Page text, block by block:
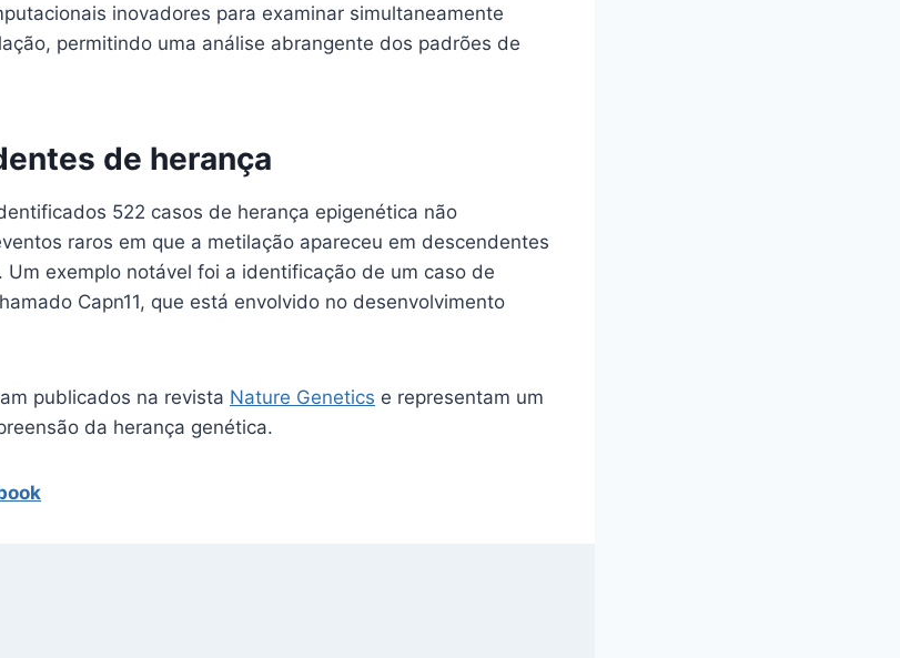
inovadores para examinar simultaneamente
permitindo uma análise abrangente dos padrões de
de herança
522 casos de herança epigenética não
raros em que a metilação apareceu em descendentes
exemplo notável foi a identificação de um caso de
Capn11, que está envolvido no desenvolvimento
publicados na revista Nature Genetics e representam um
da herança genética.